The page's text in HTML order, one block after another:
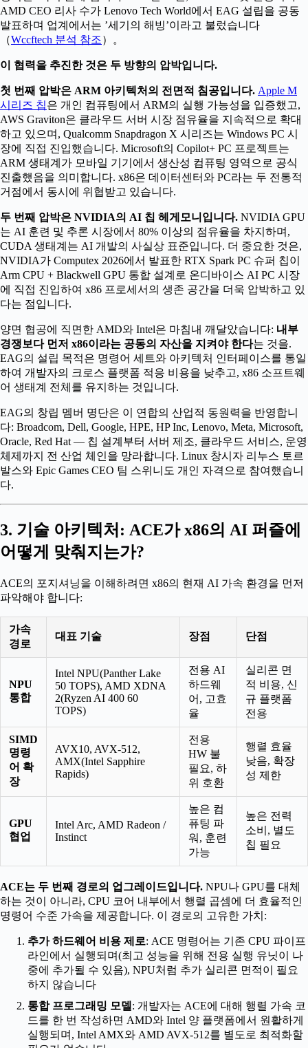
AMD CEO 리사 수가 Lenovo Tech World에서 EAG 설립을 공동
발표하며 업계에서는 ’세기의 해빙’이라고 불렀습니다
（Wccftech 분석 참조）。
이 협력을 추진한 것은 두 방향의 압박입니다.
첫 번째 압박은 ARM 아키텍처의 전면적 침공입니다. Apple M
시리즈 칩은 개인 컴퓨팅에서 ARM의 실행 가능성을 입증했고,
AWS Graviton은 클라우드 서버 시장 점유율을 지속적으로 확대
하고 있으며, Qualcomm Snapdragon X 시리즈는 Windows PC 시
장에 직접 진입했습니다. Microsoft의 Copilot+ PC 프로젝트는
ARM 생태계가 모바일 기기에서 생산성 컴퓨팅 영역으로 공식
진출했음을 의미합니다. x86은 데이터센터와 PC라는 두 전통적
거점에서 동시에 위협받고 있습니다.
두 번째 압박은 NVIDIA의 AI 칩 헤게모니입니다. NVIDIA GPU
는 AI 훈련 및 추론 시장에서 80% 이상의 점유율을 차지하며,
CUDA 생태계는 AI 개발의 사실상 표준입니다. 더 중요한 것은,
NVIDIA가 Computex 2026에서 발표한 RTX Spark PC 슈퍼 칩이
Arm CPU + Blackwell GPU 통합 설계로 온디바이스 AI PC 시장
에 직접 진입하여 x86 프로세서의 생존 공간을 더욱 압박하고 있
다는 점입니다.
양면 협공에 직면한 AMD와 Intel은 마침내 깨달았습니다: 내부
경쟁보다 먼저 x86이라는 공동의 자산을 지켜야 한다는 것을.
EAG의 설립 목적은 명령어 세트와 아키텍처 인터페이스를 통일
하여 개발자의 크로스 플랫폼 적응 비용을 낮추고, x86 소프트웨
어 생태계 전체를 유지하는 것입니다.
EAG의 창립 멤버 명단은 이 연합의 산업적 동원력을 반영합니
다: Broadcom, Dell, Google, HPE, HP Inc, Lenovo, Meta, Microsoft,
Oracle, Red Hat — 칩 설계부터 서버 제조, 클라우드 서비스, 운영
체제까지 전 산업 체인을 망라합니다. Linux 창시자 리누스 토르
발스와 Epic Games CEO 팀 스위니도 개인 자격으로 참여했습니
다.
3. 기술 아키텍처: ACE가 x86의 AI 퍼즐에
어떻게 맞춰지는가?
ACE의 포지셔닝을 이해하려면 x86의 현재 AI 가속 환경을 먼저
파악해야 합니다:
가속
경로
대표 기술 장점 단점
NPU
통합
Intel NPU(Panther Lake
50 TOPS), AMD XDNA
2(Ryzen AI 400 60
TOPS)
전용 AI
하드웨
어, 고효
율
실리콘 면
적 비용, 신
규 플랫폼
전용
SIMD
명령
어 확
장
AVX10, AVX-512,
AMX(Intel Sapphire
Rapids)
전용
HW 불
필요, 하
위 호환
행렬 효율
낮음, 확장
성 제한
GPU
협업
Intel Arc, AMD Radeon /
Instinct
높은 컴
퓨팅 파
워, 훈련
가능
높은 전력
소비, 별도
칩 필요
ACE는 두 번째 경로의 업그레이드입니다. NPU나 GPU를 대체
하는 것이 아니라, CPU 코어 내부에서 행렬 곱셈에 더 효율적인
명령어 수준 가속을 제공합니다. 이 경로의 고유한 가치:
추가 하드웨어 비용 제로: ACE 명령어는 기존 CPU 파이프
라인에서 실행되며(최고 성능을 위해 전용 실행 유닛이 나
중에 추가될 수 있음), NPU처럼 추가 실리콘 면적이 필요
하지 않습니다
통합 프로그래밍 모델 : 개발자는 ACE에 대해 행렬 가속 코
드를 한 번 작성하면 AMD와 Intel 양 플랫폼에서 원활하게
실행되며, Intel AMX와 AMD AVX-512를 별도로 최적화할